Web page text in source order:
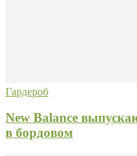
Гардероб
New Balance
в бордовом